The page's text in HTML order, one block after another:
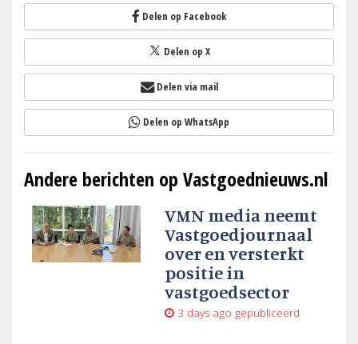
Delen op Facebook
Delen op X
Delen via mail
Delen op WhatsApp
Andere berichten op Vastgoednieuws.nl
VMN media neemt
Vastgoedjournaal
over en versterkt
positie in
vastgoedsector
3 days ago gepubliceerd